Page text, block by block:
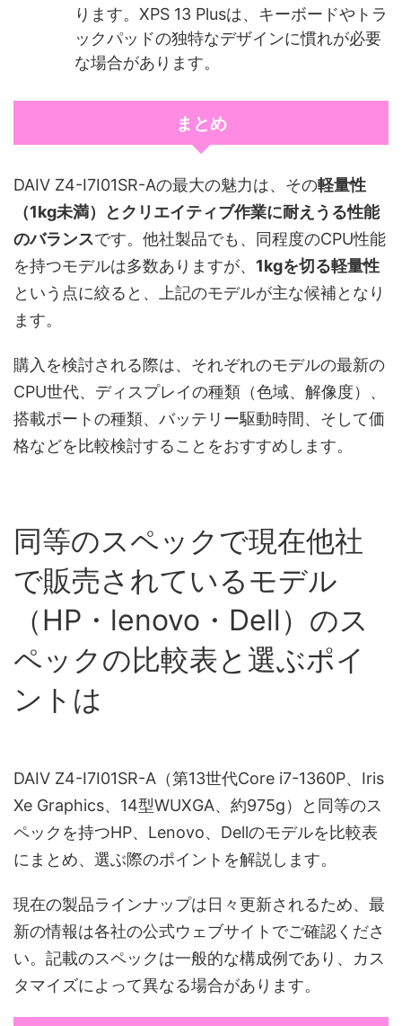
ります。XPS 13 Plusは、キーボードやトラ
ックパッドの独特なデザインに慣れが必要
な場合があります。
まとめ
DAIV Z4-I7I01SR-Aの最大の魅力は、その軽量性
（1kg未満）とクリエイティブ作業に耐えうる性能
のバランスです。他社製品でも、同程度のCPU性能
を持つモデルは多数ありますが、 1kgを切る軽量性
という点に絞ると、上記のモデルが主な候補となり
ます。
購入を検討される際は、それぞれのモデルの最新の
CPU世代、ディスプレイの種類（色域、解像度）、
搭載ポートの種類、バッテリー駆動時間、そして価
格などを比較検討することをおすすめします。
同等のスペックで現在他社
で販売されているモデル
（HP・lenovo・Dell）のス
ペックの比較表と選ぶポイ
ントは
DAIV Z4-I7I01SR-A（第13世代Core i7-1360P、Iris
Xe Graphics、14型WUXGA、約975g）と同等のス
ペックを持つHP、Lenovo、Dellのモデルを比較表
にまとめ、選ぶ際のポイントを解説します。
現在の製品ラインナップは日々更新されるため、最
新の情報は各社の公式ウェブサイトでご確認くださ
い。記載のスペックは一般的な構成例であり、カス
タマイズによって異なる場合があります。